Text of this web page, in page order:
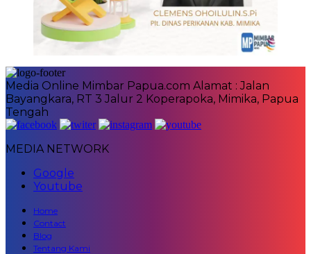
Media Online Mimbar Papua.com Alamat : Jalan
Bayangkara, RT 3 Jalur 2 Koperapoka, Mimika, Papua
Tengah
MEDIA NETWORK
Google
Youtube
Home
Contact
Blog
Tentang Kami